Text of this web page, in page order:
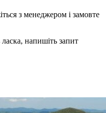
з менеджером і замовте
напишіть запит